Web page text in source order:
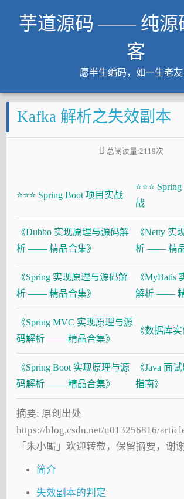
芋道源码 —— 纯源
客
愿半生编码，如一生老友
文章
知识星球
Github
友链
大厂面试必备
Java 超神之路
Kafka 解析之失效副本
总阅读量:2119次
⭐⭐⭐ Spring Boot 项目实战
⭐⭐⭐
战
《Dubbo 实现原理与源码解
析 —— 精品合集》
《Netty 实
析 —— 精品
《Spring 实现原理与源码解
析 —— 精品合集》
《MyBatis
解析 —— 精
《Spring MVC 实现原理与源
码解析 —— 精品合集》
《数据库
《Spring Boot 实现原理与源
码解析 —— 精品合集》
《Java 面
指南》
摘要: 原创出处
https://blog.csdn.net/u013256816/
「朱小厮」欢迎转载，保留摘要，谢谢
简介
失效副本的判定